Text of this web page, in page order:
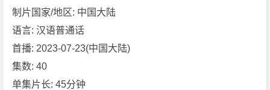
制片国家/地区: 中国大陆
语言: 汉语普通话
首播: 2023-07-23(中国大陆)
集数: 40
单集片长: 45分钟